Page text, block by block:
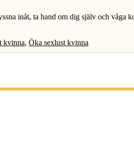
inåt, ta hand om dig själv och våga
kvinna, Öka sexlust kvinna